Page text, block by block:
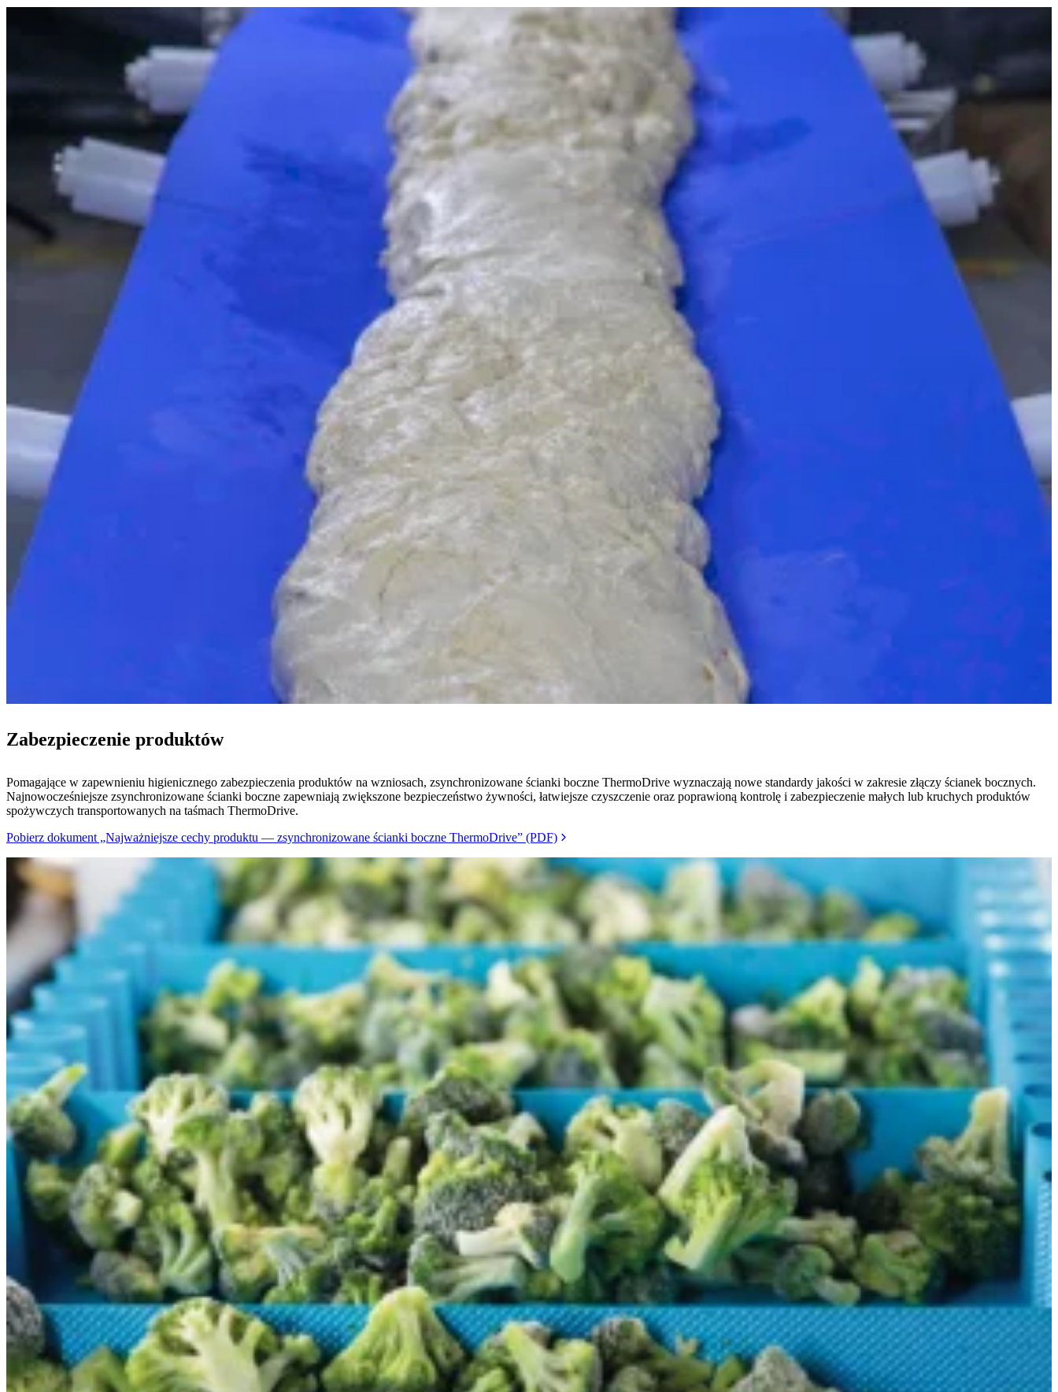
Zabezpieczenie produktów
Pomagające w zapewnieniu higienicznego zabezpieczenia produktów na wzniosach, zsynchronizowane ścianki boczne ThermoDrive wyznaczają nowe standardy jakości w zakresie złączy ścianek bocznych.
Najnowocześniejsze zsynchronizowane ścianki boczne zapewniają zwiększone bezpieczeństwo żywności, łatwiejsze czyszczenie oraz poprawioną kontrolę i zabezpieczenie małych lub kruchych produktów
spożywczych transportowanych na taśmach ThermoDrive.
Pobierz dokument „Najważniejsze cechy produktu — zsynchronizowane ścianki boczne ThermoDrive” (PDF)